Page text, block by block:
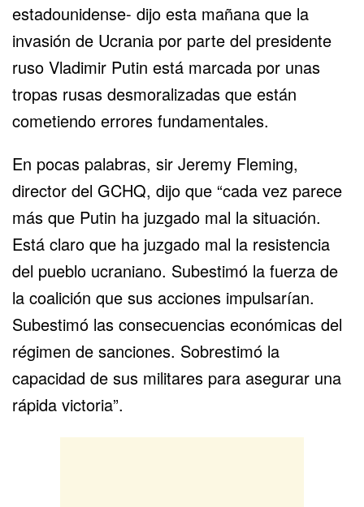
estadounidense- dijo esta mañana que la
invasión de Ucrania por parte del presidente
ruso Vladimir Putin está marcada por unas
tropas rusas desmoralizadas que están
cometiendo errores fundamentales.
En pocas palabras, sir Jeremy Fleming,
director del GCHQ, dijo que “cada vez parece
más que Putin ha juzgado mal la situación.
Está claro que ha juzgado mal la resistencia
del pueblo ucraniano. Subestimó la fuerza de
la coalición que sus acciones impulsarían.
Subestimó las consecuencias económicas del
régimen de sanciones. Sobrestimó la
capacidad de sus militares para asegurar una
rápida victoria”.